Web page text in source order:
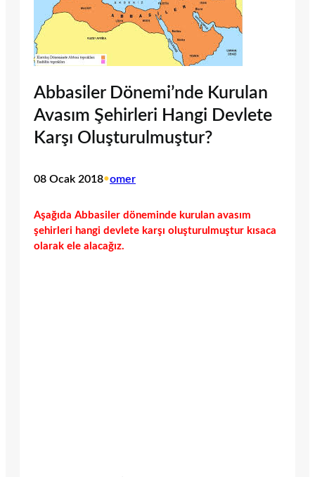
Abbasiler Dönemi’nde Kurulan
Avasım Şehirleri Hangi Devlete
Karşı Oluşturulmuştur?
08 Ocak 2018•omer
Aşağıda Abbasiler döneminde kurulan avasım
şehirleri hangi devlete karşı oluşturulmuştur kısaca
olarak ele alacağız.